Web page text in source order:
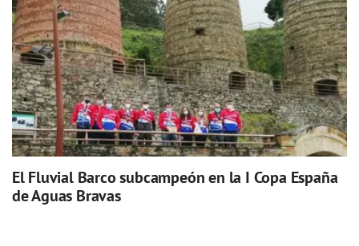
El Fluvial Barco subcampeón en la I Copa España
de Aguas Bravas